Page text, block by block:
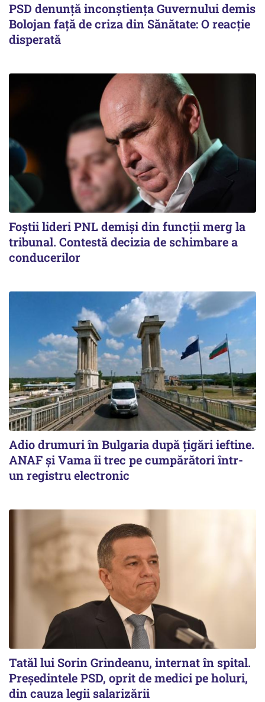
PSD denunță inconștiența Guvernului demis
Bolojan față de criza din Sănătate: O reacție
disperată
Foștii lideri PNL demiși din funcții merg la
tribunal. Contestă decizia de schimbare a
conducerilor
Adio drumuri în Bulgaria după țigări ieftine.
ANAF și Vama îi trec pe cumpărători într-
un registru electronic
Tatăl lui Sorin Grindeanu, internat în spital.
Preşedintele PSD, oprit de medici pe holuri,
din cauza legii salarizării